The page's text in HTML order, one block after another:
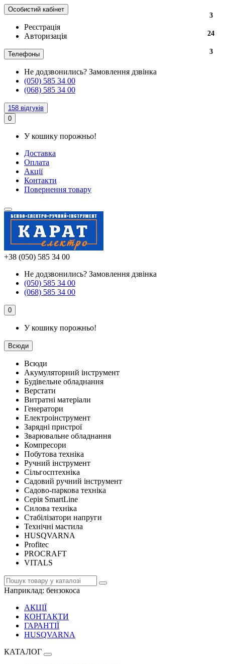
Особистий кабінет
Реєстрація
Авторизація
Телефоны
Не додзвонились? Замовлення дзвінка
(050) 585 34 00
(068) 585 34 00
158 відгуків
0
У кошику порожньо!
Доставка
Оплата
Акції
Контакти
Повернення товару
+38 (050) 585 34 00
Не додзвонились? Замовлення дзвінка
(050) 585 34 00
(068) 585 34 00
0
У кошику порожньо!
Всюди
Всюди
Акумуляторний інструмент
Будівельне обладнання
Верстати
Витратні матеріали
Генератори
Електроінструмент
Зарядні пристрої
Зварювальне обладнання
Компресори
Побутова техніка
Ручний інструмент
Сільгосптехніка
Садовий ручний інструмент
Садово-паркова техніка
Серія SmartLine
Силова техніка
Стабілізатори напруги
Технічні мастила
HUSQVARNA
Profitec
PROCRAFT
VITALS
Наприклад: бензокоса
АКЦІЇ
КОНТАКТИ
ГАРАНТІЇ
HUSQVARNA
КАТАЛОГ
3
24
3